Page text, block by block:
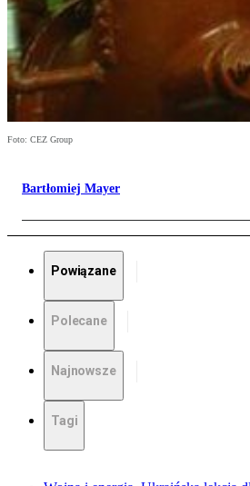
Foto: CEZ Group
Bartłomiej Mayer
Powiązane
Polecane
Najnowsze
Tagi